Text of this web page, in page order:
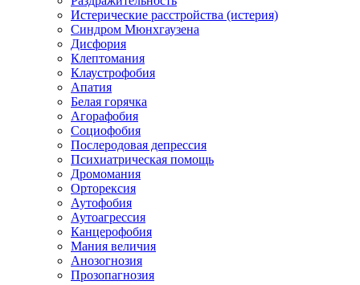
Истерические расстройства (истерия)
Синдром Мюнхгаузена
Дисфория
Клептомания
Клаустрофобия
Апатия
Белая горячка
Агорафобия
Социофобия
Послеродовая депрессия
Психиатрическая помощь
Дромомания
Орторексия
Аутофобия
Аутоагрессия
Канцерофобия
Мания величия
Анозогнозия
Прозопагнозия